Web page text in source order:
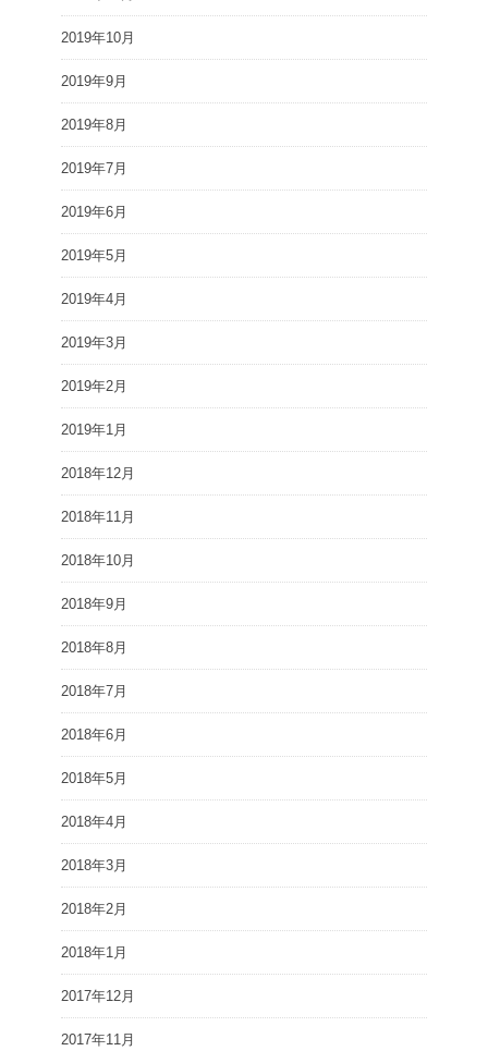
2019年10月
2019年9月
2019年8月
2019年7月
2019年6月
2019年5月
2019年4月
2019年3月
2019年2月
2019年1月
2018年12月
2018年11月
2018年10月
2018年9月
2018年8月
2018年7月
2018年6月
2018年5月
2018年4月
2018年3月
2018年2月
2018年1月
2017年12月
2017年11月